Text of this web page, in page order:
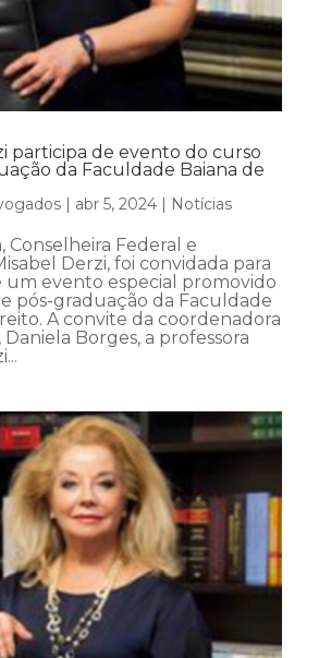
participa de evento do curso
da Faculdade Baiana de
| abr 5, 2024| Notícias
Conselheira Federal e
Derzi, foi convidada para
um evento especial promovido
pós-graduação da Faculdade
A convite da coordenadora
Daniela Borges, a professora